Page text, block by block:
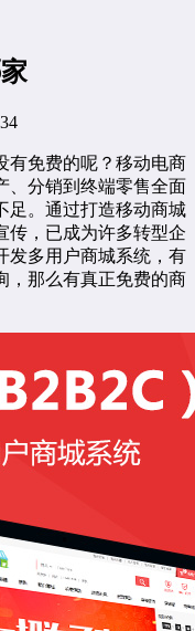
免费的呢？移动电商
、分销到终端零售全面
足。通过打造移动商城
传，已成为许多转型企
发多用户商城系统 ，有
，那么有真正免费的商